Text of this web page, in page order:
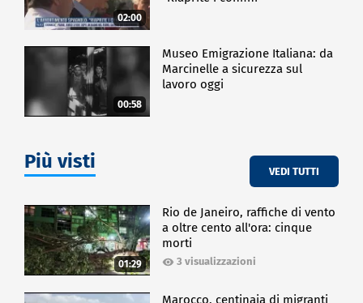
02:00
00:58
Museo Emigrazione Italiana: da
Marcinelle a sicurezza sul
lavoro oggi
Più visti VEDI TUTTI
01:29
Rio de Janeiro, raffiche di vento
a oltre cento all'ora: cinque
morti
3 visualizzazioni
Marocco, centinaia di migranti